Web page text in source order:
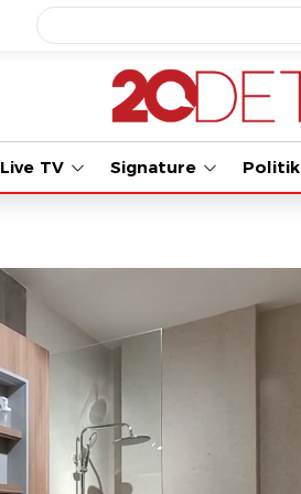
Yang sedang ramai dicari
#3ketik
#5data live draw sgp
Promoted
Terakhir yang dicari
Loading...
Live TV Signature Politik